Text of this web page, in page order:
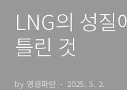
LNG의 성질
틀린 것
by 영원파란 2025. 5. 2.